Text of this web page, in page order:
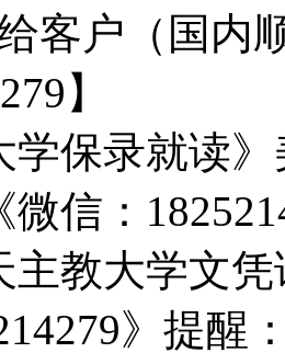
客户（国内
】
学保录就读
微信：
主教大学文
》提醒